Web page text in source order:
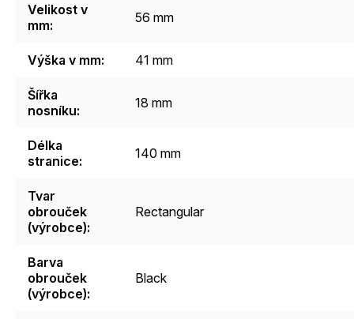
Velikost v
mm: 56 mm
Výška v mm: 41 mm
Šířka
nosníku: 18 mm
Délka
stranice: 140 mm
Tvar
obrouček
(výrobce):
Rectangular
Barva
obrouček
(výrobce):
Black